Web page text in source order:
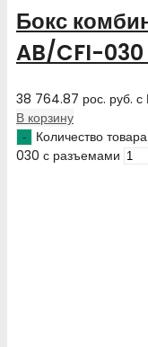
Бокс
AB/CFI-030
38 764.87 рос. руб. с
В корзину
Количество
030 с разъемами